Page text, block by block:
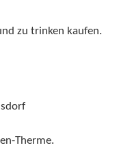
zu trinken kaufen.
Therme.